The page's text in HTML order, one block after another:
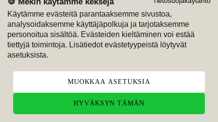
Käytämme evästeitä parantaaksemme sivustoa,
analysoidaksemme käyttäjäpolkuja ja tarjotaksemme
personoitua sisältöä. Evästeiden kieltäminen voi estää
tiettyjä toimintoja. Lisätiedot evästetyypeistä löytyvät
asetuksista.
MUOKKAA ASETUKSIA
HYVÄKSYN TÄMÄN
MASKU
Tili
MASKU
Lasku